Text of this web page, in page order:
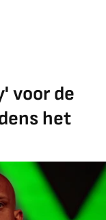
voor de
het